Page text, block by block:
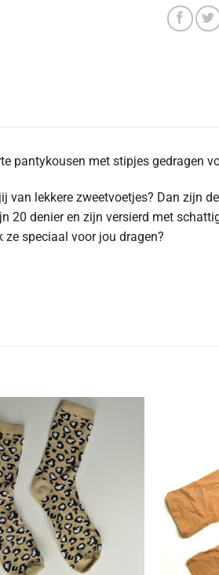
pantykousen met stipjes gedragen
van lekkere zweetvoetjes? Dan zijn
20 denier en zijn versierd met
ze speciaal voor jou dragen?